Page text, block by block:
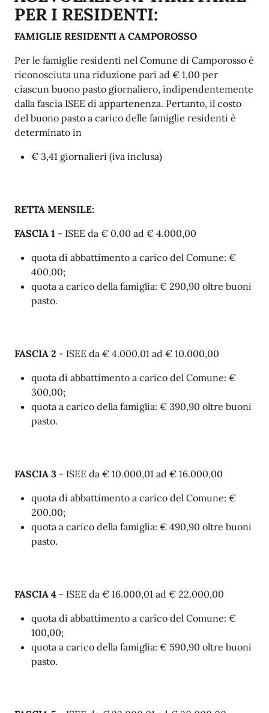
PER I RESIDENTI:
FAMIGLIE RESIDENTI A CAMPOROSSO
Per le famiglie residenti nel Comune di Camporosso è
riconosciuta una riduzione pari ad € 1,00 per
ciascun buono pasto giornaliero, indipendentemente
dalla fascia ISEE di appartenenza. Pertanto, il costo
del buono pasto a carico delle famiglie residenti è
determinato in
€ 3,41 giornalieri (iva inclusa)
RETTA MENSILE:
FASCIA 1 - ISEE da € 0,00 ad € 4.000,00
quota di abbattimento a carico del Comune: €
400,00;
quota a carico della famiglia: € 290,90 oltre buoni
pasto.
FASCIA 2 - ISEE da € 4.000,01 ad € 10.000,00
quota di abbattimento a carico del Comune: €
300,00;
quota a carico della famiglia: € 390,90 oltre buoni
pasto.
FASCIA 3 - ISEE da € 10.000,01 ad € 16.000,00
quota di abbattimento a carico del Comune: €
200,00;
quota a carico della famiglia: € 490,90 oltre buoni
pasto.
FASCIA 4 - ISEE da € 16.000,01 ad € 22.000,00
quota di abbattimento a carico del Comune: €
100,00;
quota a carico della famiglia: € 590,90 oltre buoni
pasto.